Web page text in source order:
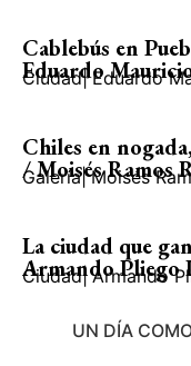
Cablebús en
Eduardo
Ciudad| Eduardo
Chiles en
/ Moisés Ramos
Galería| Moisés
La ciudad que
Armando Pliego
Ciudad| Armando
UN DÍA